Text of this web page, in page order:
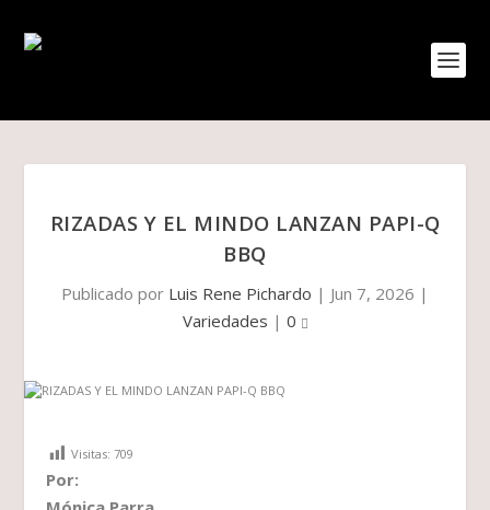
RIZADAS Y EL MINDO LANZAN PAPI-Q
BBQ
Publicado por Luis Rene Pichardo | Jun 7, 2026 |
Variedades | 0
Visitas: 709
Por: